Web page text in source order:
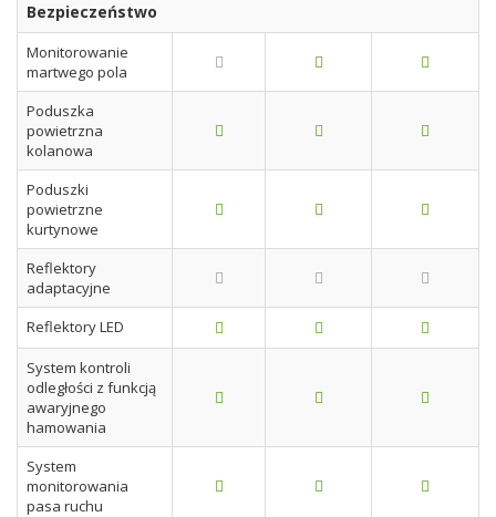
Bezpieczeństwo
Monitorowanie
martwego pola
Poduszka
powietrzna
kolanowa
Poduszki
powietrzne
kurtynowe
Reflektory
adaptacyjne
Reflektory LED
System kontroli
odległości z funkcją
awaryjnego
hamowania
System
monitorowania
pasa ruchu